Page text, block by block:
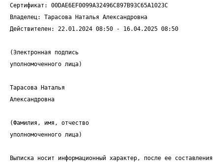
Сертификат: 00DAE6EF0099A32496C897B93C65A1023C
Владелец: Тарасова Наталья Александровна
Действителен: 22.01.2024 08:50 - 16.04.2025 08:50
(Электронная подпись
уполномоченного лица)
Тарасова Наталья
Александровна
(Фамилия, имя, отчество
уполномоченного лица)
Выписка носит информационный характер, после ее составления